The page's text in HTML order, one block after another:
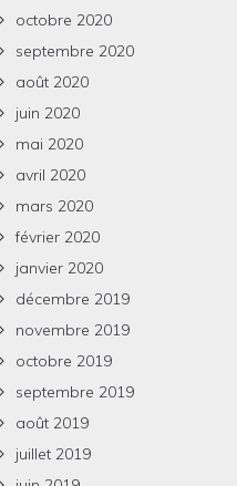
octobre 2020
septembre 2020
août 2020
juin 2020
mai 2020
avril 2020
mars 2020
février 2020
janvier 2020
décembre 2019
novembre 2019
octobre 2019
septembre 2019
août 2019
juillet 2019